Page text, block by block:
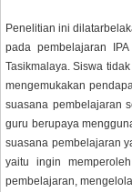
Penelitian ini
pada pembelajaran
Tasikmalaya. Siswa
mengemukakan
suasana pembelajaran
guru berupaya
suasana pembelajaran
yaitu ingin
pembelajaran,